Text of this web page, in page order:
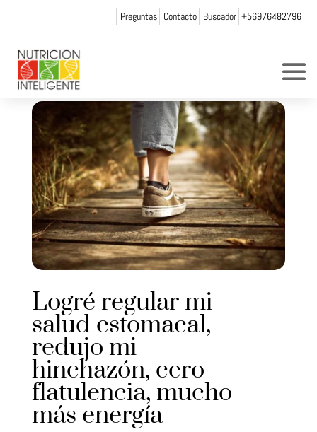
Preguntas Contacto Buscador +56976482796
Logré regular mi
salud estomacal,
redujo mi
hinchazón, cero
flatulencia, mucho
más energía